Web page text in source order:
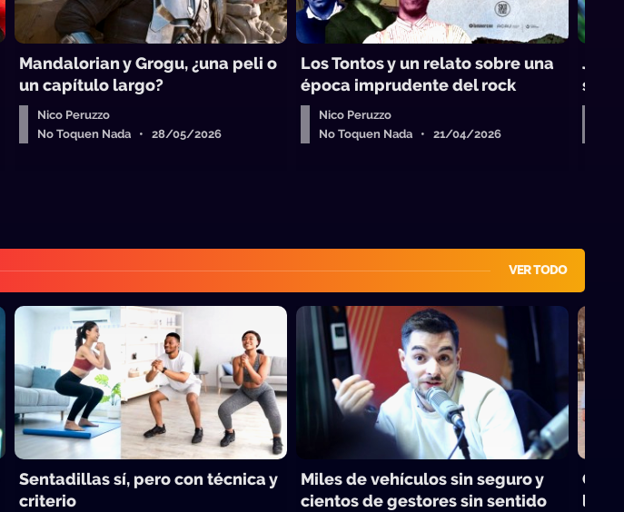
Mandalorian y Grogu, ¿una peli o
un capítulo largo?
Nico Peruzzo
No Toquen Nada • 28/05/2026
Los Tontos y un relato sobre una
época imprudente del rock
Nico Peruzzo
No Toquen Nada • 21/04/2026
VER TODO
Sentadillas sí, pero con técnica y
criterio
Miles de vehículos sin seguro y
cientos de gestores sin sentido